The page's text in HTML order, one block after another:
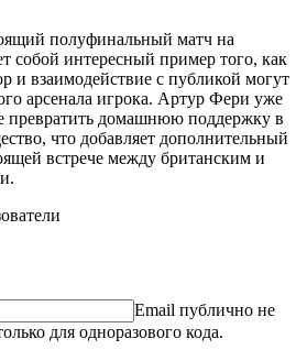
полуфинальный матч на
собой интересный пример того, как
и взаимодействие с публикой могут
арсенала игрока. Артур Фери уже
превратить домашнюю поддержку в
что добавляет дополнительный
встрече между британским и
Email публично не
для одноразового кода.